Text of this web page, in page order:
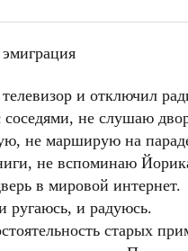
и отключил
не слушаю
не марширую на
не вспоминаю
в мировой интернет.
ругаюсь, и радуюсь.
старых